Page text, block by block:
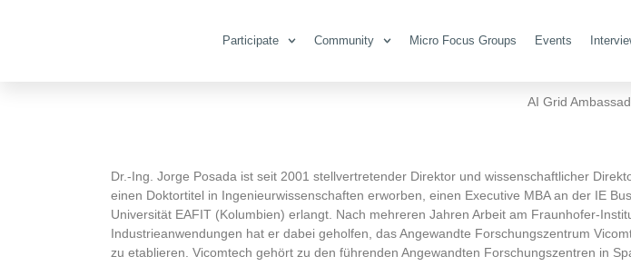
Participate Community Micro Focus Groups Events
Dr.-Ing.
AI Grid
Dr.-Ing. Jorge Posada ist seit 2001 stellvertretender Direktor und wissenschaftlicher
einen Doktortitel in Ingenieurwissenschaften erworben, einen Executive MBA an der IE
Universität EAFIT (Kolumbien) erlangt. Nach mehreren Jahren Arbeit am Fraunhofer-
Industrieanwendungen hat er dabei geholfen, das Angewandte Forschungszentrum
zu etablieren. Vicomtech gehört zu den führenden Angewandten Forschungszentren in